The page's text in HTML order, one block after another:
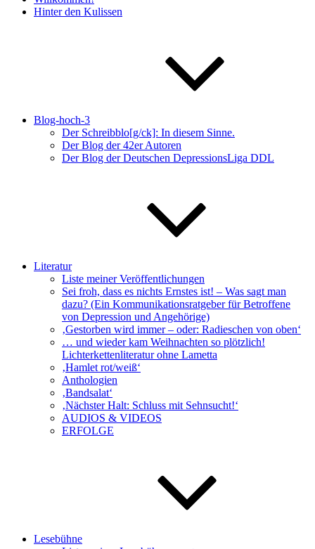
Hinter den Kulissen
Blog-hoch-3
Der Schreibblo[g/ck]: In diesem Sinne.
Der Blog der 42er Autoren
Der Blog der Deutschen DepressionsLiga DDL
Literatur
Liste meiner Veröffentlichungen
Sei froh, dass es nichts Ernstes ist! – Was sagt man
dazu? (Ein Kommunikationsratgeber für Betroffene
von Depression und Angehörige)
‚Gestorben wird immer – oder: Radieschen von oben‘
… und wieder kam Weihnachten so plötzlich!
Lichterkettenliteratur ohne Lametta
‚Hamlet rot/weiß‘
Anthologien
‚Bandsalat‘
‚Nächster Halt: Schluss mit Sehnsucht!‘
AUDIOS & VIDEOS
ERFOLGE
Lesebühne